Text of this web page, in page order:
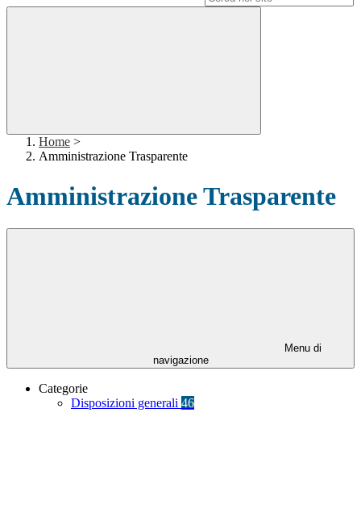
Home >
Amministrazione Trasparente
Amministrazione Trasparente
Menu di
navigazione
Categorie
Disposizioni generali 46